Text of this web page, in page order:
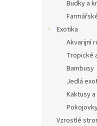
Budky a
Exotika
Akvarijní
Tropické
Bambusy
Jedlá
Kaktusy
Vzrostlé